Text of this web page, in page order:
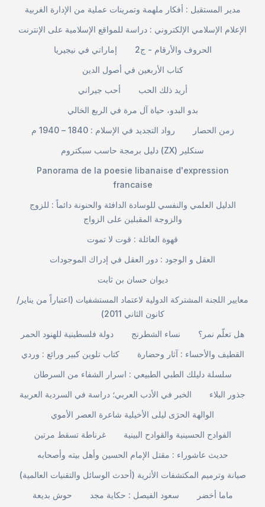
مدير المستقبل : أفكار ملهمة وتمرينات عملية من الإدارة الغربية
الإعلام الإسلامي الإلكتروني : دراسة للمواقع الإسلامية على الإنترنت
إماراتي في نيجيريا
الحروف والأرقام - ج2
كتاب الأربعين في أصول الدين
أحب جيراني
أريد ذلك الحب
بدو البدو، حياة آل مرة في الربع الخالي
رواد التجديد في الإسلام : 1840 – 1940 م
زمن الحصار
دليل برمجة حاسب سبكتروم (ZX) سنكلير
Panorama de la poesie libanaise d'expression
francaise
الدليل العلمي والنفسي للوسادة الدافئة والحنونة دائماً : للزوج
والزوجة المقبلين على الزواج
قهوة العائلة : قوت لا تموت
العقل و الوجود : دور العقل في إدراك الموجودات
ديوان حسان بن ثابت
معايير اللجنة المشتركة الدولية لاعتماد المستشفيات (اعتباراً من يناير/
كانون الثاني 2011)
دولة فلسطينية للهنود الحمر
نساء الشطرنج
هل تعلّم نمر؟
كتاب تلوين كبير ورائع : وردي
القطيف والأحساء : آثار وحضارة
سلسلة دليلك الطبي الطبيعي : اسرار الشفاء من السرطان
الخبر في الأدب العربي؛ دراسة في السردية العربية
جذور البلاء
الوالهة الحرَى ليلى الأخيلية شاعرة العصر الأموي
غرناطة تسقط مرتين
الفوادح الحسينية والقوادح البينية
حديث عاشوراء : مقتل الإمام الحسين وأهل بيته وأصحابه
صيانة وترميم المكتشفات الأثرية (أحدث الوسائل والتقنيات العالمية)
حوش بديعة
سعود الفيصل : حكاية مجد ماما أخضر